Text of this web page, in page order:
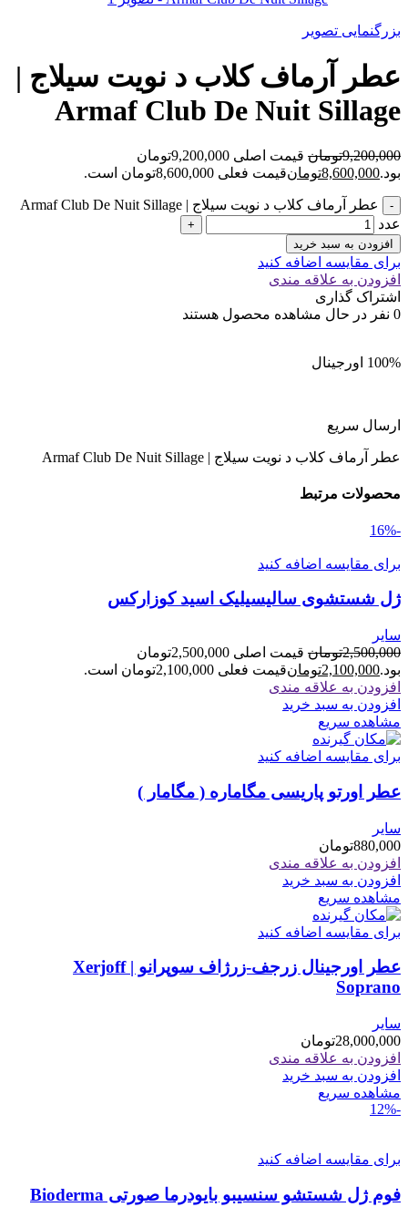
بزرگنمایی تصویر
عطر آرماف کلاب د نویت سیلاج |
Armaf Club De Nuit Sillage
9,200,000تومان
قیمت اصلی 9,200,000تومان
بود.8,600,000تومانقیمت فعلی 8,600,000تومان است.
عطر آرماف کلاب د نویت سیلاج | Armaf Club De Nuit Sillage
عدد
افزودن به سبد خرید
برای مقایسه اضافه کنید
افزودن به علاقه مندی
اشتراک گذاری
0 نفر در حال مشاهده محصول هستند
100% اورجینال
ارسال سریع
عطر آرماف کلاب د نویت سیلاج | Armaf Club De Nuit Sillage
محصولات مرتبط
-16%
برای مقایسه اضافه کنید
ژل شستشوی سالیسیلیک اسید کوزارکس
سایر
2,500,000تومان
قیمت اصلی 2,500,000تومان
بود.2,100,000تومانقیمت فعلی 2,100,000تومان است.
افزودن به علاقه مندی
افزودن به سبد خرید
مشاهده سریع
برای مقایسه اضافه کنید
عطر اورتو پاریسی مگاماره ( مگامار )
سایر
880,000تومان
افزودن به علاقه مندی
افزودن به سبد خرید
مشاهده سریع
برای مقایسه اضافه کنید
عطر اورجینال زرجف-زرژاف سوپرانو | Xerjoff
Soprano
سایر
28,000,000تومان
افزودن به علاقه مندی
افزودن به سبد خرید
مشاهده سریع
-12%
برای مقایسه اضافه کنید
فوم ژل شستشو سنسیبو بایودرما صورتی Bioderma